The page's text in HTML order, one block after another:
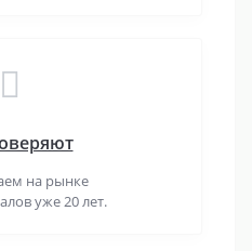
на рынке
уже 20 лет.